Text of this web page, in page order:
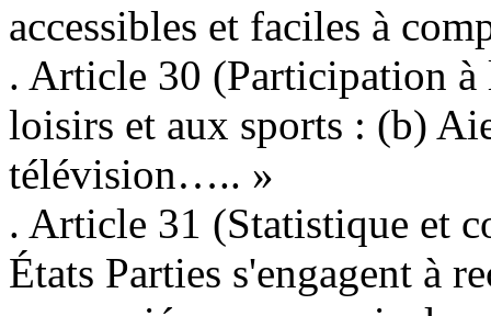
accessibles et faciles à
. Article 30 (Participation
loisirs et aux sports : (b)
télévision….. »
. Article 31 (Statistique et
États Parties s'engagent à